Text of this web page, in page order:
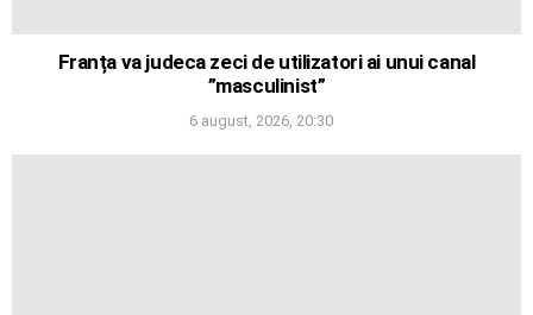
Franța va judeca zeci de utilizatori ai unui canal
”masculinist”
6 august, 2026, 20:30